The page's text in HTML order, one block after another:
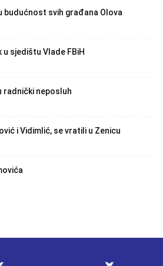
budućnost svih građana Olova
sjedištu Vlade FBiH
radnički neposluh
i Vidimlić, se vratili u Zenicu